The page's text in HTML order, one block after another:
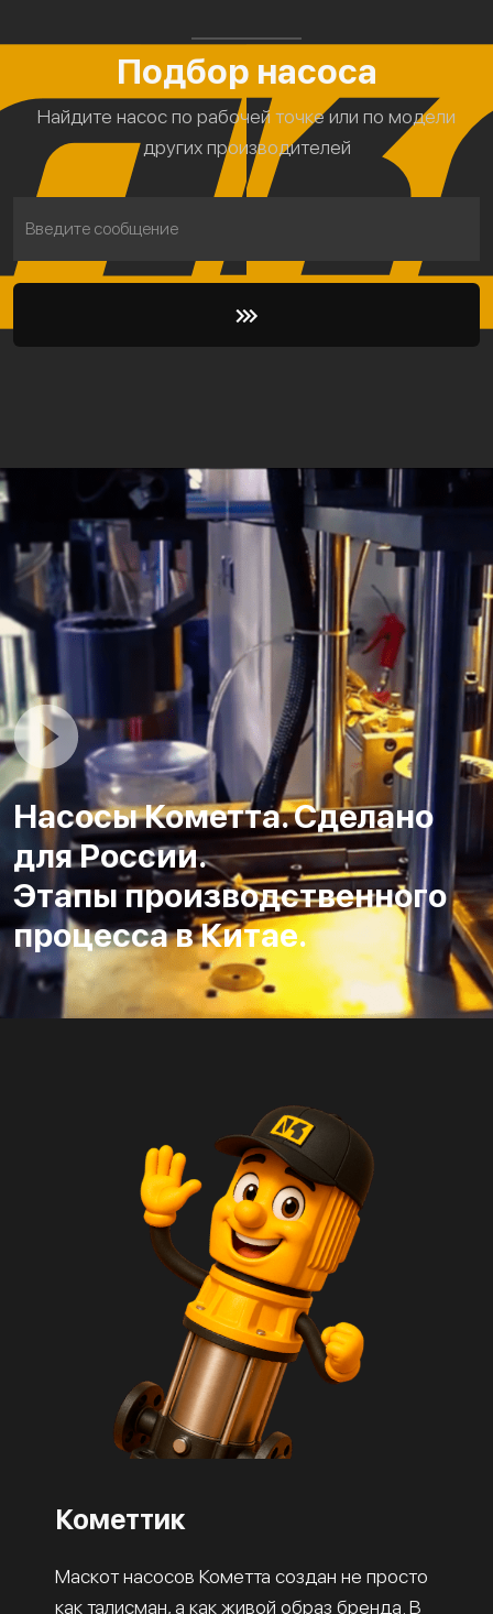
Подбор насоса
Найдите насос по рабочей точке или по модели
других производителей
Введите сообщение
Насосы Кометта. Сделано
для России.
Этапы производственного
процесса в Китае.
Кометтик
Маскот насосов Кометта создан не просто
как талисман, а как живой образ бренда. В